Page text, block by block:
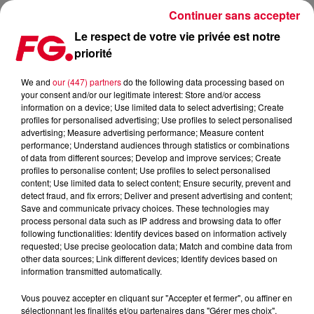
JONAS BLUE SORT "POLAROID"
Publié : 8 octobre 2018 à 11h11 par La rédaction
Le respect de votre vie privée est notre
priorité
We and our (447) partnersdo the following data processing based on
your consent and/or our legitimate interest: Store and/or access
information on a device; Use limited data to select advertising; Create
profiles for personalised advertising; Use profiles to select personalised
advertising; Measure advertising performance; Measure content
performance; Understand audiences through statistics or combinations
of data from different sources; Develop and improve services; Create
profiles to personalise content; Use profiles to select personalised
content; Use limited data to select content; Ensure security, prevent and
detect fraud, and fix errors; Deliver and present advertising and content;
Save and communicate privacy choices. These technologies may
process personal data such as IP address and browsing data to offer
following functionalities: Identify devices based on information actively
requested; Use precise geolocation data; Match and combine data from
other data sources; Link different devices; Identify devices based on
information transmitted automatically.
Vous pouvez accepter en cliquant sur "Accepter et fermer", ou affiner en
sélectionnant les finalités et/ou partenaires dans "Gérer mes choix".
Continuer sans accepter